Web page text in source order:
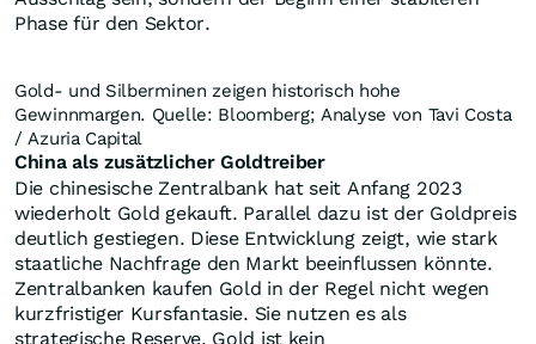
Costa verweist auf neue Daten zu Gold und
Silberproduzenten. Nach seinen Angaben erreichen die
Minen derzeit die stärksten Gewinnspannen seit Beginn
der ausgewerteten Datenreihe. Betrachtet wurden die
50 größten Minenunternehmen an kanadischen und US
Börsen. Besonders auffällig ist der jüngste Anstieg im
Jahr 2025. Für Costa erinnert diese Entwicklung an
frühere langfristige Rohstoffzyklen. Solche Zyklen
entstehen meist nicht durch kurzfristige Spekulation,
sondern durch mehrere Faktoren gleichzeitig: steigende
Nachfrage, knappes Angebot, zu geringe Investitionen